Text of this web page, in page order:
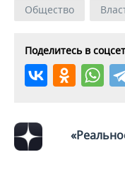
Общество
Поделитесь в